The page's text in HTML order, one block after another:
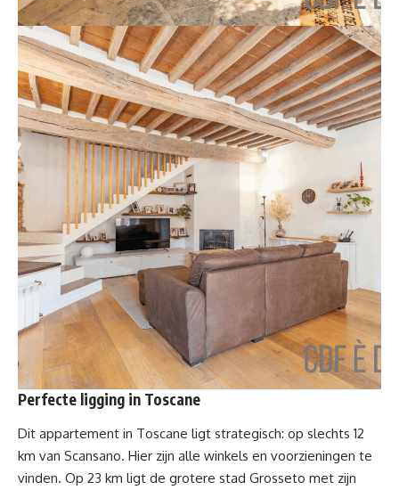
Perfecte ligging in Toscane
Dit appartement in Toscane ligt strategisch: op slechts 12
km van Scansano. Hier zijn alle winkels en voorzieningen te
vinden. Op 23 km ligt de grotere stad Grosseto met zijn